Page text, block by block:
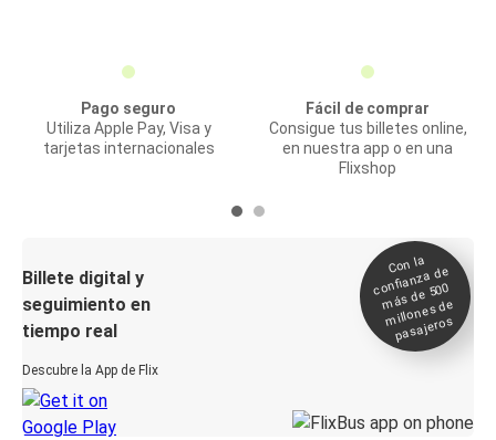
Pago seguro
Utiliza Apple Pay, Visa y
tarjetas internacionales
Fácil de comprar
Consigue tus billetes online,
en nuestra app o en una
Flixshop
Billete digital y
seguimiento en
tiempo real
Descubre la App de Flix
Con la
confianza de
más de 500
millones de
pasajeros